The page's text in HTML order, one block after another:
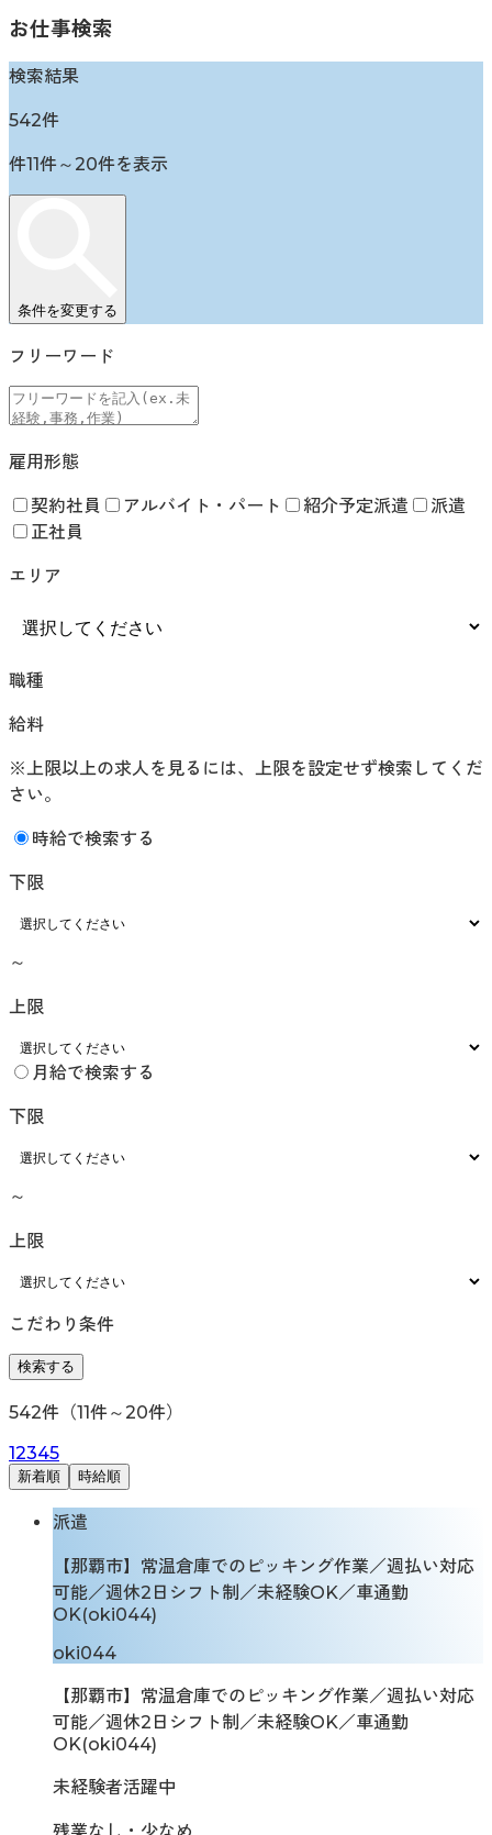
お仕事検索
検索結果
542件
件11件～20件を表示
条件を変更する
フリーワード
雇用形態
契約社員 アルバイト・パート 紹介予定派遣
派遣
正社員
エリア
職種
給料
※上限以上の求人を見るには、上限を設定せず検索してくだ
さい。
時給で検索する
下限
～
上限
月給で検索する
下限
～
上限
こだわり条件
検索する
542件（11件～20件）
12345
新着順 時給順
派遣
【那覇市】常温倉庫でのピッキング作業／週払い対応
可能／週休2日シフト制／未経験OK／車通勤
OK(oki044)
oki044
【那覇市】常温倉庫でのピッキング作業／週払い対応
可能／週休2日シフト制／未経験OK／車通勤
OK(oki044)
未経験者活躍中